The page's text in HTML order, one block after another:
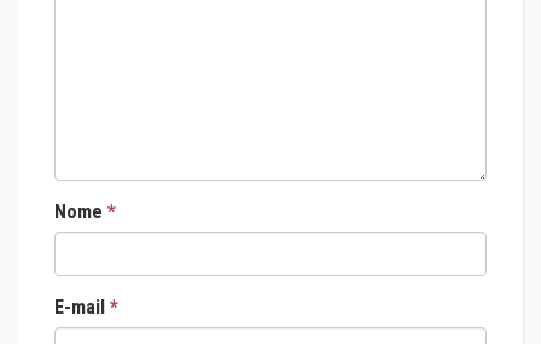
Nome *
E-mail *